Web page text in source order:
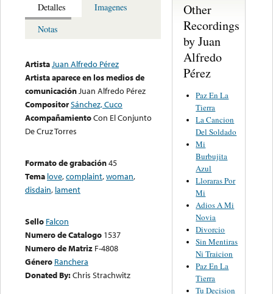
Detalles
Imagenes
Notas
ArtistaJuan Alfredo Pérez
Artista aparece en los medios de
comunicaciónJuan Alfredo Pérez
CompositorSánchez, Cuco
AcompañamientoCon El Conjunto
De Cruz Torres
Formato de grabación45
Tema love,complaint,woman,
disdain, lament
Sello Falcon
Numero de Catalogo 1537
Numero de Matriz F-4808
Género Ranchera
Donated By:Chris Strachwitz
Other
Recordings
by Juan
Alfredo
Pérez
Paz En La
Tierra
La Cancion
Del Soldado
Mi
Burbujita
Azul
Lloraras Por
Mi
Adios A Mi
Novia
Divorcio
Sin Mentiras
Ni Traicion
Paz En La
Tierra
Tu Decision